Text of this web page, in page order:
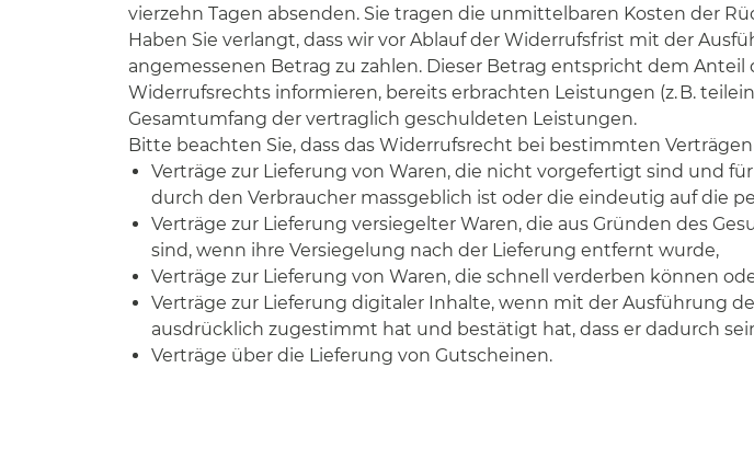
vierzehn Tagen absenden. Sie tragen die unmittelbaren Kosten der
Haben Sie verlangt, dass wir vor Ablauf der Widerrufsfrist mit der
angemessenen Betrag zu zahlen. Dieser Betrag entspricht dem
Widerrufsrechts informieren, bereits erbrachten Leistungen (z. B.
Gesamtumfang der vertraglich geschuldeten Leistungen.
Bitte beachten Sie, dass das Widerrufsrecht bei bestimmten
Verträge zur Lieferung von Waren, die nicht vorgefertigt sind und
durch den Verbraucher massgeblich ist oder die eindeutig auf die
Verträge zur Lieferung versiegelter Waren, die aus Gründen des
sind, wenn ihre Versiegelung nach der Lieferung entfernt wurde,
Verträge zur Lieferung von Waren, die schnell verderben können
Verträge zur Lieferung digitaler Inhalte, wenn mit der Ausführung
ausdrücklich zugestimmt hat und bestätigt hat, dass er dadurch
Verträge über die Lieferung von Gutscheinen.